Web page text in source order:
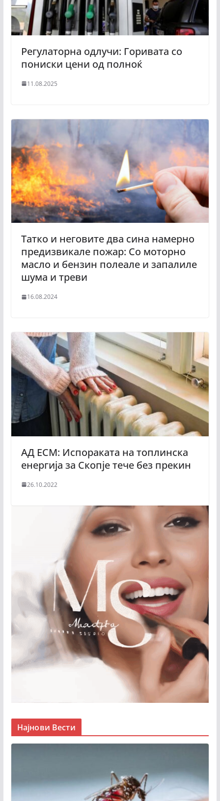
Регулаторна одлучи: Горивата со
пониски цени од полноќ
11.08.2025
Татко и неговите два сина намерно
предизвикале пожар: Со моторно
масло и бензин полеале и запалиле
шума и треви
16.08.2024
АД ЕСМ: Испораката на топлинска
енергија за Скопје тече без прекин
26.10.2022
Најнови Вести